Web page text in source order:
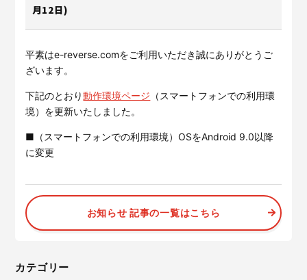
入退場も、調整会議も、もっと
テムを提供するサービスです。
サービスサイトを見る
の算出・可視化が可能な新しい
クラウドサービスです。
現場に伝える。伝わる。
施工管理業務の標準化と
サービスサイトを見る
建設現場の”ありがとう”をカ
るサービスです。
サービスサイトを見る
月12日)
平素はe-reverse.comをご利用いただき誠にありがとうご
ざいます。
下記のとおり動作環境ページ （スマートフォンでの利用環
境）を更新いたしました。
■（スマートフォンでの利用環境）OSをAndroid 9.0以降
に変更
お知らせ 記事の一覧はこちら
カテゴリー